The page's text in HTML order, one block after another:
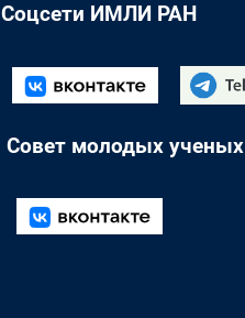
Соцсети ИМЛИ РАН
Совет молодых ученых